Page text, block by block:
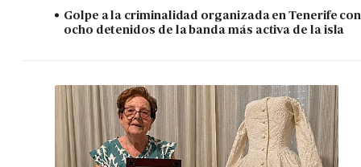
Golpe a la criminalidad organizada en Tenerife con
ocho detenidos de la banda más activa de la isla